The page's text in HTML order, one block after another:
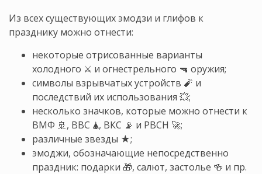
Из всех существующих эмодзи и глифов к
празднику можно отнести:
некоторые отрисованные варианты
холодного ⚔️ и огнестрельного 🔫 оружия;
символы взрывчатых устройств 🧨 и
последствий их использования 💥;
несколько значков, которые можно отнести к
ВМФ 🚢, ВВС 🛦, ВКС 📡 и РВСН 🚀;
различные звезды ★;
эмоджи, обозначающие непосредственно
праздник: подарки 🎁, салют, застолье 🍻 и пр.